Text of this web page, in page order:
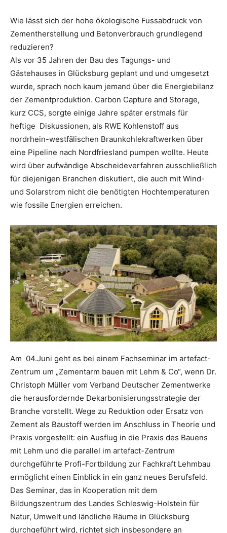
Wie lässt sich der hohe ökologische Fussabdruck von
Zementherstellung und Betonverbrauch grundlegend
reduzieren?
Als vor 35 Jahren der Bau des Tagungs- und
Gästehauses in Glücksburg geplant und und umgesetzt
wurde, sprach noch kaum jemand über die Energiebilanz
der Zementproduktion. Carbon Capture and Storage,
kurz CCS, sorgte einige Jahre später erstmals für
heftige Diskussionen, als RWE Kohlenstoff aus
nordrhein-westfälischen Braunkohlekraftwerken über
eine Pipeline nach Nordfriesland pumpen wollte. Heute
wird über aufwändige Abscheideverfahren ausschließlich
für diejenigen Branchen diskutiert, die auch mit Wind-
und Solarstrom nicht die benötigten Hochtemperaturen
wie fossile Energien erreichen.
Am 04.Juni geht es bei einem Fachseminar im artefact-
Zentrum um „Zementarm bauen mit Lehm & Co“, wenn Dr.
Christoph Müller vom Verband Deutscher Zementwerke
die herausfordernde Dekarbonisierungsstrategie der
Branche vorstellt. Wege zu Reduktion oder Ersatz von
Zement als Baustoff werden im Anschluss in Theorie und
Praxis vorgestellt: ein Ausflug in die Praxis des Bauens
mit Lehm und die parallel im artefact-Zentrum
durchgeführte Profi-Fortbildung zur Fachkraft Lehmbau
ermöglicht einen Einblick in ein ganz neues Berufsfeld.
Das Seminar, das in Kooperation mit dem
Bildungszentrum des Landes Schleswig-Holstein für
Natur, Umwelt und ländliche Räume in Glücksburg
durchgeführt wird, richtet sich insbesondere an